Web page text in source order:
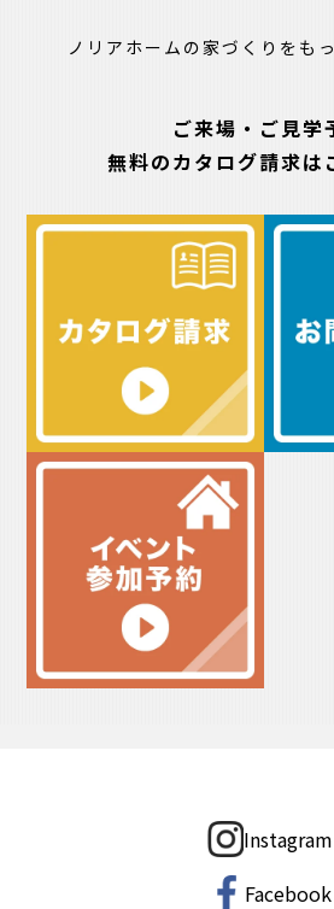
ノリアホームの家づくりをも
ご来場・ご見学
無料のカタログ請求は
Instagram
Facebook